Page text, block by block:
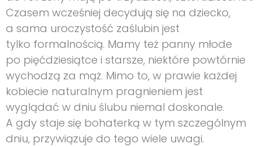
Czasem wcześniej decydują się na dziecko,
a sama uroczystość zaślubin jest
tylko formalnością. Mamy też panny młode
po pięćdziesiątce i starsze, niektóre powtórnie
wychodzą za mąż. Mimo to, w prawie każdej
kobiecie naturalnym pragnieniem jest
wyglądać w dniu ślubu niemal doskonale.
A gdy staje się bohaterką w tym szczególnym
dniu, przywiązuje do tego wiele uwagi.